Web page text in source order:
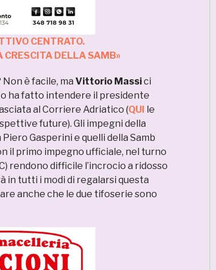
CENTRATO.
DELLA SAMB»
è facile, ma Vittorio Massici
ha fatto intendere il presidente
al Corriere Adriatico (QUI le
future). Gli impegni della
Gasperini e quelli della Samb
il primo impegno ufficiale, nel turno
rendono difficile l’incrocio a ridosso
in tutti i modi di regalarsi questa
anche che le due tifoserie sono